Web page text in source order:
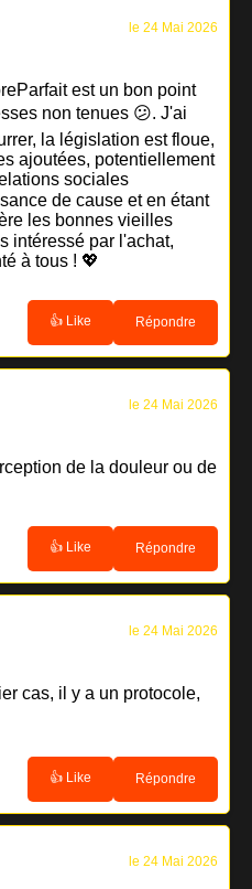
le 24 Mai 2026
est un bon point
non tenues 😕. J'ai
la législation est floue,
ajoutées, potentiellement
sociales
de cause et en étant
les bonnes vieilles
intéressé par l'achat,
à tous ! 💖
👍 Like Répondre
le 24 Mai 2026
de la douleur ou de
👍 Like Répondre
le 24 Mai 2026
cas, il y a un protocole,
👍 Like Répondre
le 24 Mai 2026